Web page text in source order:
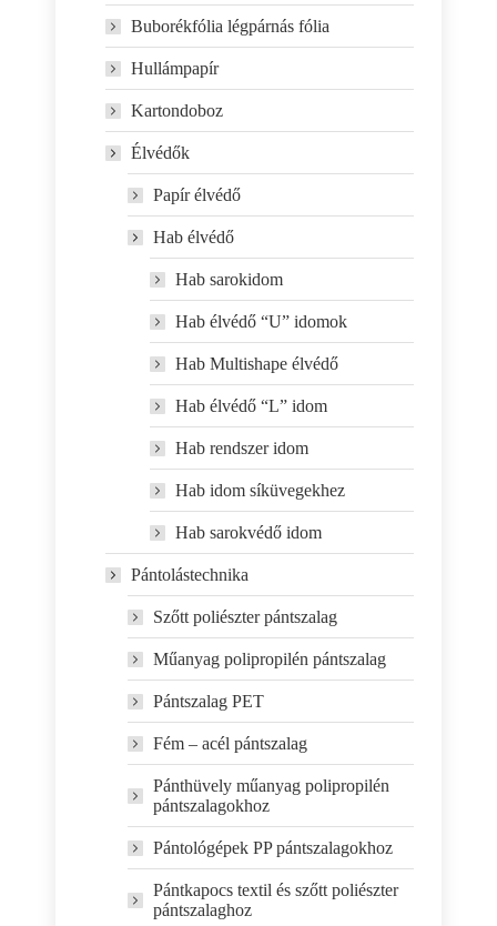
Buborékfólia légpárnás fólia
Hullámpapír
Kartondoboz
Élvédők
Papír élvédő
Hab élvédő
Hab sarokidom
Hab élvédő “U” idomok
Hab Multishape élvédő
Hab élvédő “L” idom
Hab rendszer idom
Hab idom síküvegekhez
Hab sarokvédő idom
Pántolástechnika
Szőtt poliészter pántszalag
Műanyag polipropilén pántszalag
Pántszalag PET
Fém – acél pántszalag
Pánthüvely műanyag polipropilén
pántszalagokhoz
Pántológépek PP pántszalagokhoz
Pántkapocs textil és szőtt poliészter
pántszalaghoz